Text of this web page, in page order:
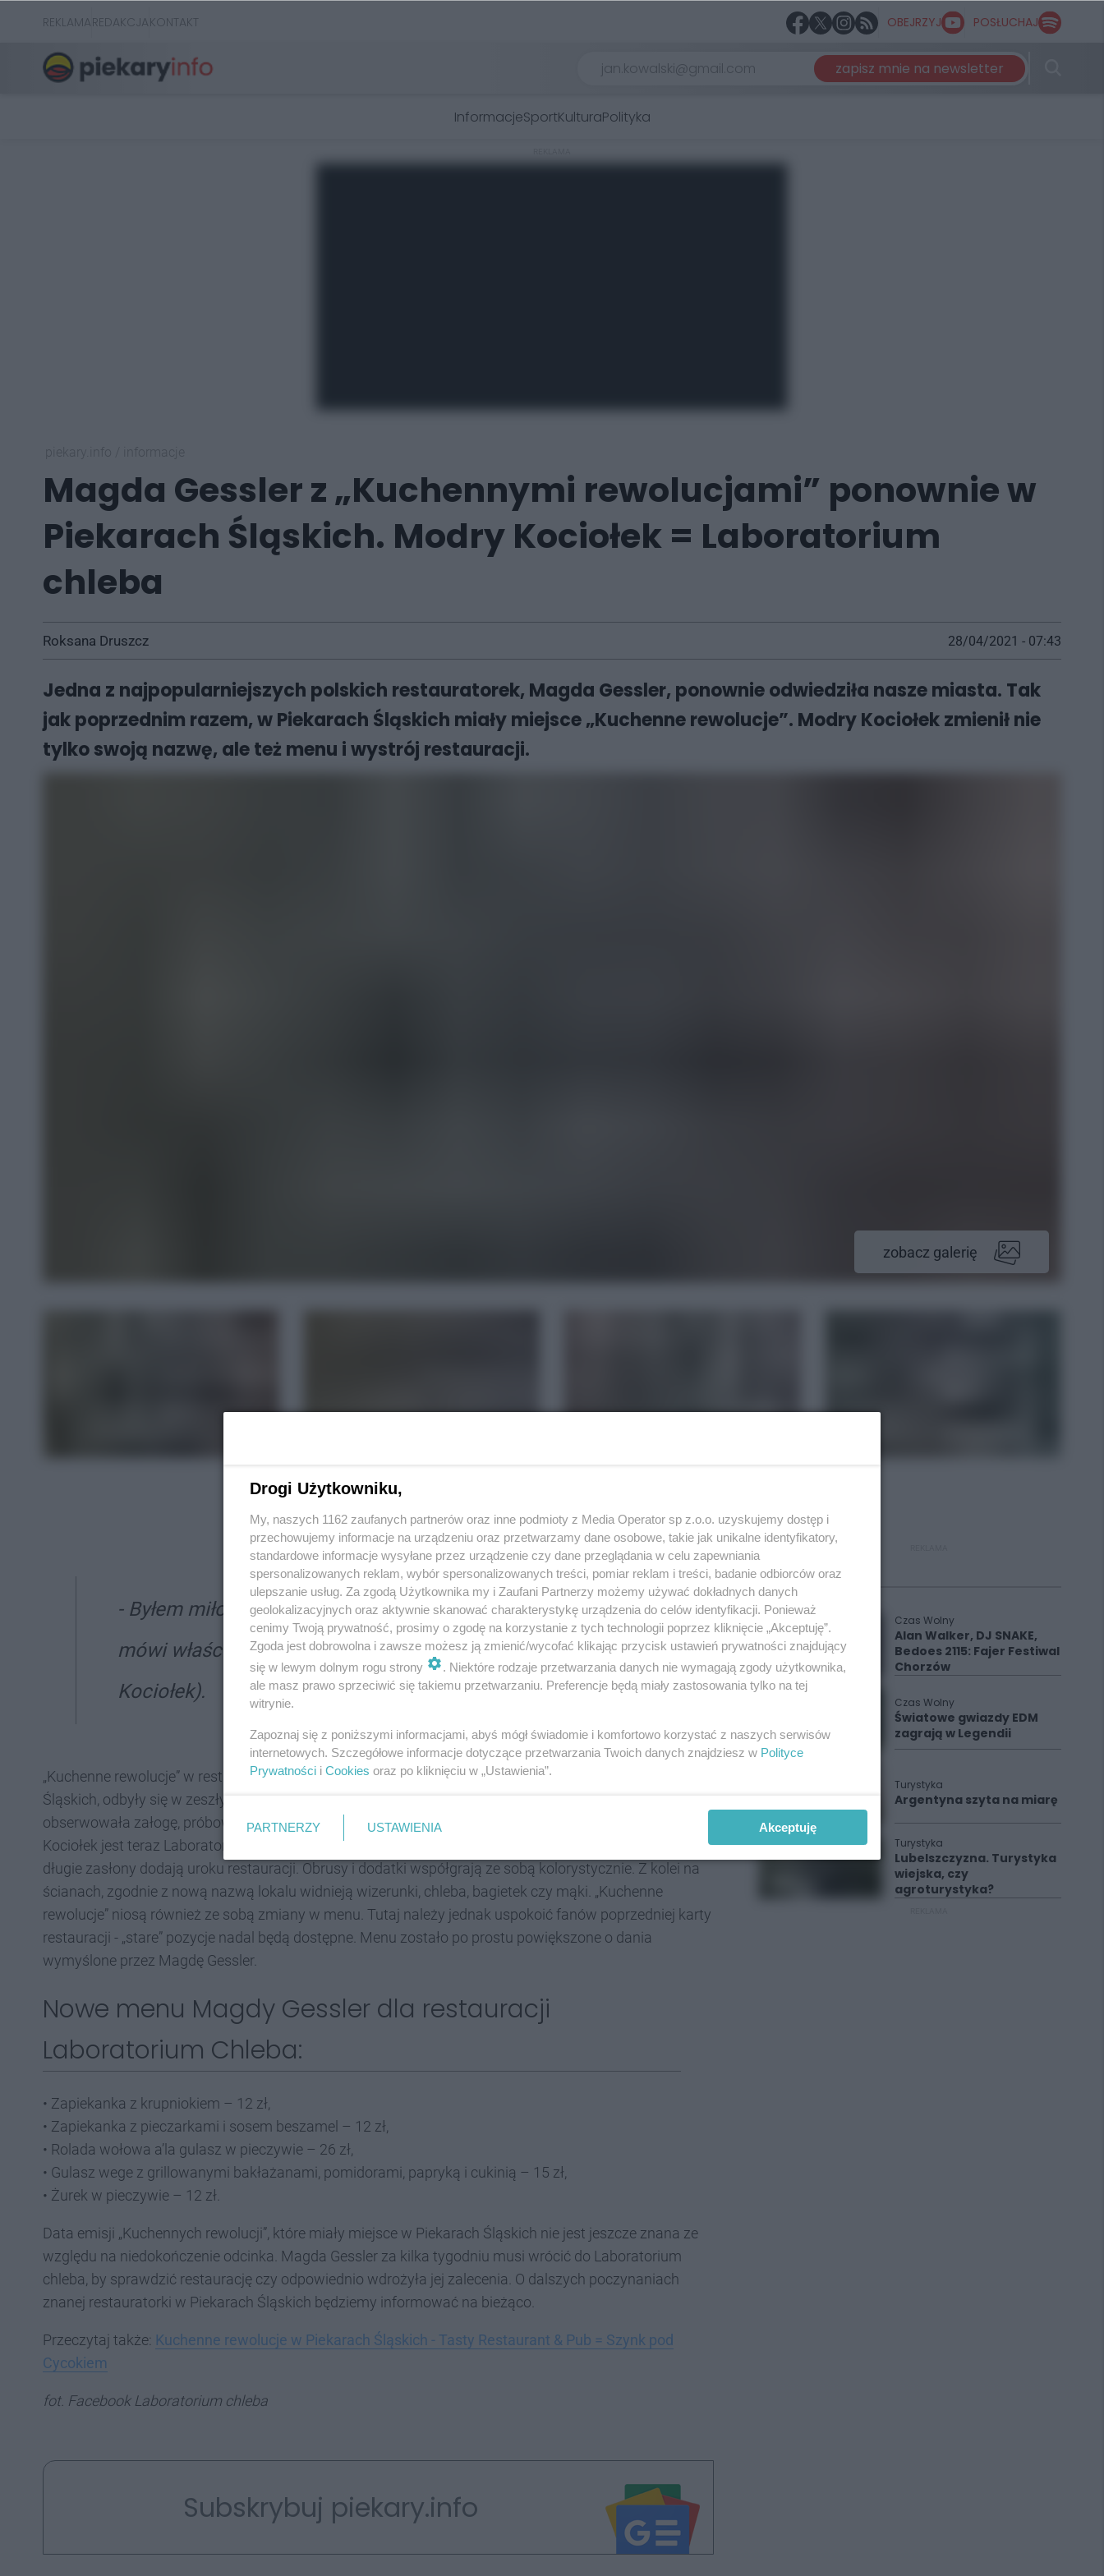
REKLAMAREDAKCJAKONTAKT OBEJRZYJ POSŁUCHAJ
zapisz mnie na newsletter
InformacjeSportKulturaPolityka
Magda Gessler z „Kuchennymi rewolucjami” ponownie w
Piekarach Śląskich. Modry Kociołek = Laboratorium
chleba
Roksana Druszcz 28/04/2021 - 07:43
Jedna z najpopularniejszych polskich restauratorek, Magda Gessler, ponownie odwiedziła nasze miasta. Tak
jak poprzednim razem, w Piekarach Śląskich miały miejsce „Kuchenne rewolucje”. Modry Kociołek zmienił nie
tylko swoją nazwę, ale też menu i wystrój restauracji.
zobacz galerię
- Byłem miło zaskoczony współpracą z Panią Magdą Gessler–
mówi właściciel restauracji Laboratorium Chleba (dawny Modry
Kociołek).
„Kuchenne rewolucje” w restauracji Modry Kociołek, znajdującej się przy ulicy Hallera 2 w Piekarach
Śląskich, odbyły się w zeszłym tygodniu. Przez cztery dni (20-23.04.2021r.) Magda Gessler bacznie
obserwowała załogę, próbowała dań i wdrażała swoje nowe pomysły. Zmianie uległa nazwa – Modry
Kociołek jest teraz Laboratorium chleba. Wnętrze również przeszło ogromną metamorfozę – lampy i
długie zasłony dodają uroku restauracji. Obrusy i dodatki współgrają ze sobą kolorystycznie. Z kolei na
ścianach, zgodnie z nową nazwą lokalu widnieją wizerunki, chleba, bagietek czy mąki. „Kuchenne
rewolucje” niosą również ze sobą zmiany w menu. Tutaj należy jednak uspokoić fanów poprzedniej karty
restauracji - „stare” pozycje nadal będą dostępne. Menu zostało po prostu powiększone o dania
wymyślone przez Magdę Gessler.
Nowe menu Magdy Gessler dla restauracji
Laboratorium Chleba:
• Zapiekanka z krupniokiem – 12 zł,
• Zapiekanka z pieczarkami i sosem beszamel – 12 zł,
• Rolada wołowa a’la gulasz w pieczywie – 26 zł,
• Gulasz wege z grillowanymi bakłażanami, pomidorami, papryką i cukinią – 15 zł,
• Żurek w pieczywie – 12 zł.
Data emisji „Kuchennych rewolucji”, które miały miejsce w Piekarach Śląskich nie jest jeszcze znana ze
względu na niedokończenie odcinka. Magda Gessler za kilka tygodniu musi wrócić do Laboratorium
chleba, by sprawdzić restaurację czy odpowiednio wdrożyła jej zalecenia. O dalszych poczynaniach
znanej restauratorki w Piekarach Śląskich będziemy informować na bieżąco.
Przeczytaj także: Kuchenne rewolucje w Piekarach Śląskich - Tasty Restaurant & Pub = Szynk pod
Cycokiem
fot. Facebook Laboratorium chleba
Subskrybuj piekary.info
Polecane
Czas Wolny
Alan Walker, DJ SNAKE,
Bedoes 2115: Fajer Festiwal
Chorzów
Czas Wolny
Światowe gwiazdy EDM
zagrają w Legendii
Turystyka
Argentyna szyta na miarę
Turystyka
Lubelszczyzna. Turystyka
wiejska, czy
agroturystyka?
Drogi Użytkowniku,
My, naszych 1162 zaufanych partnerów oraz inne podmioty z Media Operator sp z.o.o. uzyskujemy dostęp i
przechowujemy informacje na urządzeniu oraz przetwarzamy dane osobowe, takie jak unikalne identyfikatory,
standardowe informacje wysyłane przez urządzenie czy dane przeglądania w celu zapewniania
spersonalizowanych reklam, wybór spersonalizowanych treści, pomiar reklam i treści, badanie odbiorców oraz
ulepszanie usług. Za zgodą Użytkownika my i Zaufani Partnerzy możemy używać dokładnych danych
geolokalizacyjnych oraz aktywnie skanować charakterystykę urządzenia do celów identyfikacji. Ponieważ
cenimy Twoją prywatność, prosimy o zgodę na korzystanie z tych technologii poprzez kliknięcie „Akceptuję”.
Zgoda jest dobrowolna i zawsze możesz ją zmienić/wycofać klikając przycisk ustawień prywatności znajdujący
się w lewym dolnym rogu strony
. Niektóre rodzaje przetwarzania danych nie wymagają zgody użytkownika,
ale masz prawo sprzeciwić się takiemu przetwarzaniu. Preferencje będą miały zastosowania tylko na tej
witrynie.
Zapoznaj się z poniższymi informacjami, abyś mógł świadomie i komfortowo korzystać z naszych serwisów
internetowych. Szczegółowe informacje dotyczące przetwarzania Twoich danych znajdziesz w Polityce
Prywatności i Cookies oraz po kliknięciu w „Ustawienia”.
PARTNERZY USTAWIENIA Akceptuję